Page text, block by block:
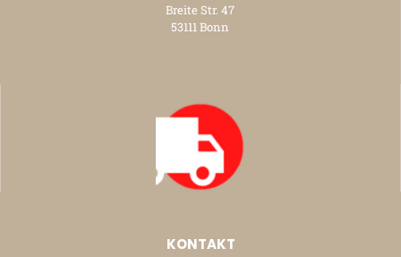
Breite Str. 47
53111 Bonn
KONTAKT